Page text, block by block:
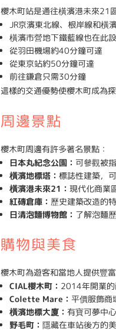
櫻木町站是通往橫濱港未來21
JR京濱東北線、根岸線和橫
橫濱市營地下鐵藍線也在此
從羽田機場約40分鐘可達
從東京站約50分鐘可達
前往鎌倉只需30分鐘
這樣的交通優勢使櫻木町成為
周邊景點
櫻木町周邊有許多著名景點：
日本丸紀念公園： 可參觀被
橫濱地標塔： 標誌性建築，
橫濱港未來21： 現代化商業
紅磚倉庫： 歷史建築改造的
日清泡麵博物館： 了解泡麵
購物與美食
櫻木町為遊客和當地人提供豐
CIAL櫻木町： 2014年開業
Colette Mare： 平價服飾商
橫濱地標大廈： 有寶可夢中
野毛町： 隱藏在車站後方的